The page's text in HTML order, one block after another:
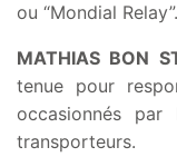
ou “Mondial Relay”.
MATHIAS BON
tenue pour
occasionnés
transporteurs.